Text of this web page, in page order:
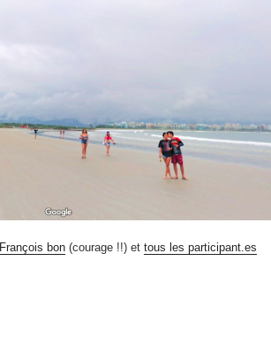
François bon (courage !!) et tous les participant.es